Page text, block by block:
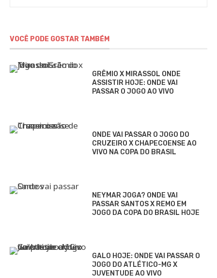
VOCÊ PODE GOSTAR TAMBÉM
GRÊMIO X MIRASSOL ONDE
ASSISTIR HOJE: ONDE VAI
PASSAR O JOGO AO VIVO
ONDE VAI PASSAR O JOGO DO
CRUZEIRO X CHAPECOENSE AO
VIVO NA COPA DO BRASIL
NEYMAR JOGA? ONDE VAI
PASSAR SANTOS X REMO EM
JOGO DA COPA DO BRASIL HOJE
GALO HOJE: ONDE VAI PASSAR O
JOGO DO ATLÉTICO-MG X
JUVENTUDE AO VIVO